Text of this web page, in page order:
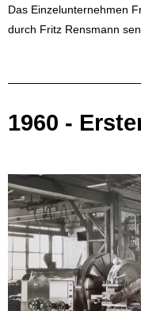
Das Einzelunternehmen
durch Fritz Rensmann
1960 -